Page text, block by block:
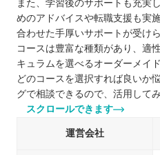
また、学習後のサポートも充実
めのアドバイスや転職支援も実
合わせた手厚いサポートが受け
コースは豊富な種類があり、適
キュラムを選べるオーダーメイ
どのコースを選択すれば良いか
グで相談できるので、活用して
スクロールできます
運営会社